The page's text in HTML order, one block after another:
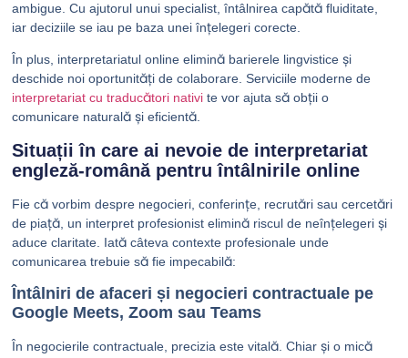
ambigue. Cu ajutorul unui specialist, întâlnirea capătă fluiditate,
iar deciziile se iau pe baza unei înțelegeri corecte.
În plus, interpretariatul online elimină barierele lingvistice și
deschide noi oportunități de colaborare. Serviciile moderne de
interpretariat cu traducători nativi te vor ajuta să obții o
comunicare naturală și eficientă.
Situații în care ai nevoie de interpretariat
engleză-română pentru întâlnirile online
Fie că vorbim despre negocieri, conferințe, recrutări sau cercetări
de piață, un interpret profesionist elimină riscul de neînțelegeri și
aduce claritate. Iată câteva contexte profesionale unde
comunicarea trebuie să fie impecabilă:
Întâlniri de afaceri și negocieri contractuale pe
Google Meets, Zoom sau Teams
În negocierile contractuale, precizia este vitală. Chiar și o mică